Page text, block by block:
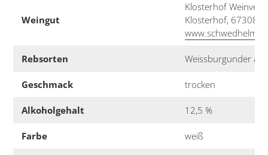
Weingut
Klosterhof
Klosterhof, 67308
www.schwedhelm-
Rebsorten Weissburgunder &
Geschmack trocken
Alkoholgehalt 12,5 %
Farbe weiß